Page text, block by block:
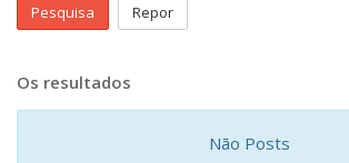
Pesquisa Repor
Os resultados
Não Posts